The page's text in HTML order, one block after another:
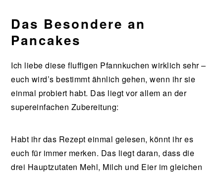
Das Besondere an
Pancakes
Ich liebe diese fluffigen Pfannkuchen wirklich sehr –
euch wird’s bestimmt ähnlich gehen, wenn ihr sie
einmal probiert habt. Das liegt vor allem an der
supereinfachen Zubereitung:
Habt ihr das Rezept einmal gelesen, könnt ihr es
euch für immer merken. Das liegt daran, dass die
drei Hauptzutaten Mehl, Milch und Eier im gleichen